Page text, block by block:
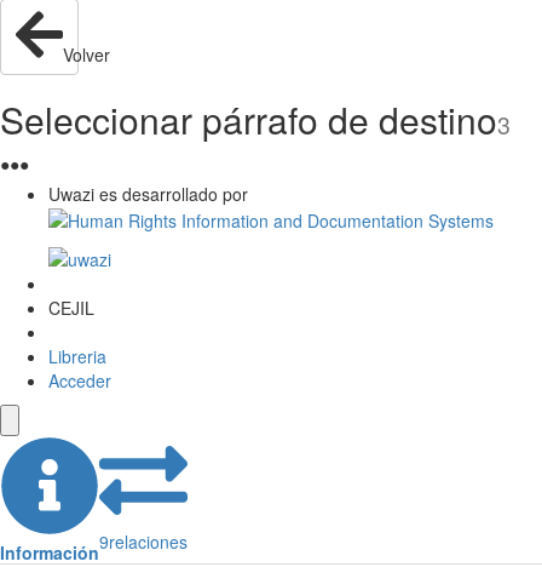
Volver
Seleccionar párrafo de destino3
●●●
Uwazi es desarrollado por
CEJIL
Libreria
Acceder
Información9relaciones